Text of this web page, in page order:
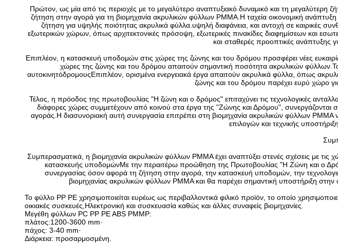
Πρώτον, ως μία από τις περιοχές με το μεγαλύτερο αναπτυξιακό δυναμικό και τη
ζήτηση στην αγορά για τη βιομηχανία ακρυλικών φύλλων PMMA.Η ταχεία οικονομική
ζήτηση για υψηλής ποιότητας ακρυλικά φύλλα.υψηλή διαφάνεια, και αντοχή σε καιρικές
εξωτερικών χώρων, όπως αρχιτεκτονικές πρόσοψη, εξωτερικές πινακίδες διαφημίσεων και
και σταθερές προοπτικές ανάπτυξης
Επιπλέον, η κατασκευή υποδομών στις χώρες της ζώνης και του δρόμου προσφέρει νέες
χώρες της ζώνης και του δρόμου απαιτούν σημαντική ποσότητα ακρυλικών
αυτοκινητόδρομουςΕπιπλέον, ορισμένα ενεργειακά έργα απαιτούν ακρυλικά φύλλα, όπως
ζώνης και του δρόμου παρέχει ευρύ χώρο
Τέλος, η πρόοδος της πρωτοβουλίας "Η ζώνη και ο δρόμος" επιταχύνει τις τεχνολογικές
διάφορες χώρες συμμετέχουν από κοινού στα έργα της "Ζώνης και Δρόμου", συνεργάζονται
αγοράς.Η διασυνοριακή αυτή συνεργασία επιτρέπει στη βιομηχανία ακρυλικών φύλλων
επιλογών και τεχνικής
Συμπερασματικά, η βιομηχανία ακρυλικών φύλλων PMMA έχει αναπτύξει στενές σχέσεις με
κατασκευής υποδομώνΜε την περαιτέρω προώθηση της Πρωτοβουλίας "Η Ζώνη και ο
συνεργασίας όσον αφορά τη ζήτηση στην αγορά, την κατασκευή υποδομών, την
βιομηχανίας ακρυλικών φύλλων PMMA και θα παρέχει σημαντική υποστήριξη
Το φύλλο PP PE χρησιμοποιείται ευρέως ως περιβαλλοντικά φιλικό προϊόν, το οποίο
οικιακές συσκευές,Ηλεκτρονική και συσκευασία καθώς και άλλες συναφείς βιομηχανίες.
Μεγέθη φύλλων PC PP PE ABS PMMP:
πλάτος:1200-3600 mm·
πάχος: 3-40 mm·
Διάρκεια: προσαρμοσμένη.